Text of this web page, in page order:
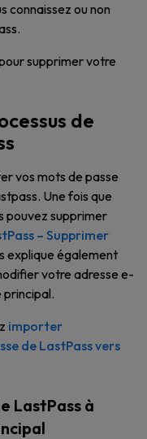
connaissez ou non
supprimer votre
de
vos mots de passe
Une fois que
pouvez supprimer
– Supprimer
explique également
votre adresse e-
importer
de LastPass vers
LastPass à